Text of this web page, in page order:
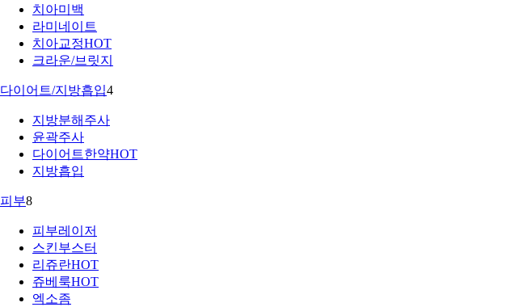
치아미백
라미네이트
치아교정HOT
크라운/브릿지
다이어트/지방흡입4
지방분해주사
윤곽주사
다이어트한약HOT
지방흡입
피부8
피부레이저
스킨부스터
리쥬란HOT
쥬베룩HOT
엑소좀